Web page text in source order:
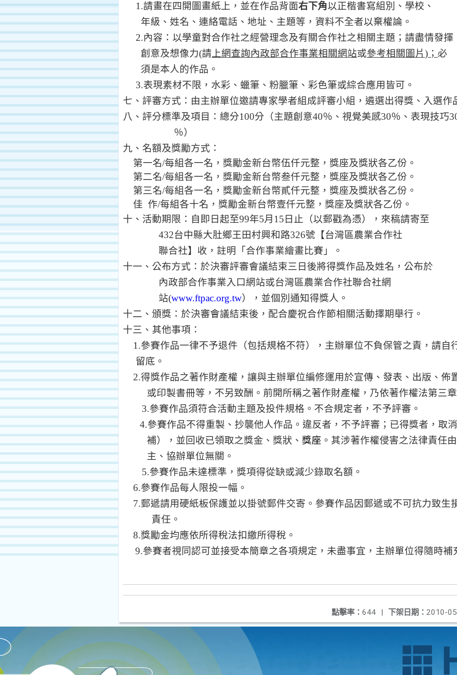
1.請畫在四開圖畫紙上，並在作品背面右下角以正楷書寫組別、 學校 、
年級、姓名、連絡電話、地址、主題等， 資料不全者以棄權論 。
2.內容：以學童對合作社之經營理念及有關合作社之相關主題；請盡情發揮
創意及想像力(請 上網查詢內政部合作事業相關網站或參考相關圖片) ； 必
須是本人的作品。
3.表現素材不限，水彩、蠟筆、粉臘筆、彩色筆或綜合應用皆可。
七、 評審方式：由主辦單位邀請專家學者組成評審小組，遴選出得獎、入選作
八、評分標準及項目：總分100分（主題創意40％、視覺美感30％、表現技巧3
％）
九、名額及獎勵方式：
第一名/每組各一名，獎勵金新台幣伍仟元整，獎座及獎狀各乙份。
第二名/每組各一名，獎勵金新台幣叁仟元整，獎座及獎狀各乙份。
第三名/每組各一名，獎勵金新台幣貳仟元整，獎座及獎狀各乙份。
佳 作/每組各十名，獎勵金新台幣壹仟元整，獎座及獎狀各乙份。
十、活動期限： 自即日起至99年5月 1 5 日 止（以郵戳為憑），來稿請寄至
432台中縣大肚鄉王田村興和路326號【台灣區農業合作社
聯合社】收，註明「合作事業繪畫比賽」。
十一、公布方式：於決審評審會議結束三日後將得獎作品及姓名，公布於
內政部合作事業入口網站或台灣區農業合作社聯合社網
站(www.ftpac.org.tw），並個別通知得獎人。
十二、頒獎：於決審會議結束後，配合慶祝合作節相關活動擇期舉行。
十三、其他事項：
1.參賽作品一律不予退件（包括規格不符），主辦單位不負保管之責，請自
留底。
2.得獎作品之著作財產權，讓與主辦單位編修運用於宣傳、發表、出版、佈
或印製書冊等，不另致酬。前開所稱之著作財產權，乃依著作權法第三
3.參賽作品須符合活動主題及投件規格。不合規定者，不予評審。
4.參賽作品不得重製、抄襲他人作品。違反者，不予評審；已得獎者 ，取
補），並回收已領取之獎金、獎狀、 獎座 。其涉著作權侵害之法律責任
主、協辦單位無關。
5.參賽作品未達標準，獎項得從缺或減少錄取名額。
6.參賽作品每人限投一幅。
7.郵遞請用硬紙板保護並以掛號郵件交寄。參賽作品因郵遞或不可抗力致生
責任。
8.獎勵金均應依所得稅法扣繳所得稅。
9.參賽者視同認可並接受本簡章之各項規定，未盡事宜，主辦單位得隨時補
下架日期： 2010-
點擊率： 644 |